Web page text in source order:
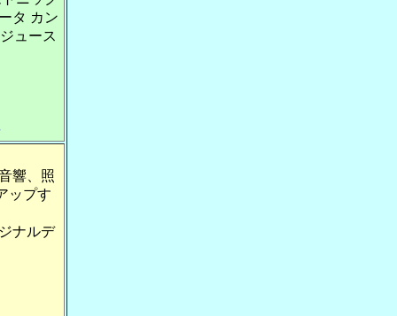
タ カン
ュース
響、照
ップす
ナルデ